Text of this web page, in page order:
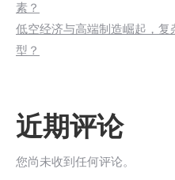
素？
低空经济与高端制造崛起，
型？
近期评论
您尚未收到任何评论。